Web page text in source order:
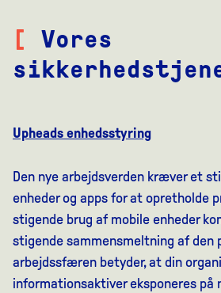
[ Vores
Upheads enhedsstyring
Den nye arbejdsverden kræver et
enheder og apps for at opretholde
stigende brug af mobile enheder
stigende sammensmeltning af
arbejdssfæren betyder, at din
informationsaktiver eksponeres på